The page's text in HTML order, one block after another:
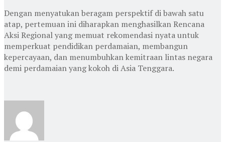
Dengan menyatukan beragam perspektif di bawah satu
atap, pertemuan ini diharapkan menghasilkan Rencana
Aksi Regional yang memuat rekomendasi nyata untuk
memperkuat pendidikan perdamaian, membangun
kepercayaan, dan menumbuhkan kemitraan lintas negara
demi perdamaian yang kokoh di Asia Tenggara.